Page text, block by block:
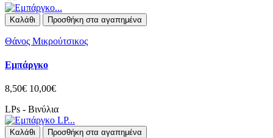
Καλάθι Προσθήκη στα αγαπημένα
Θάνος Μικρούτσικος
Εμπάργκο
8,50€ 10,00€
LPs - Βινύλια
Καλάθι Προσθήκη στα αγαπημένα